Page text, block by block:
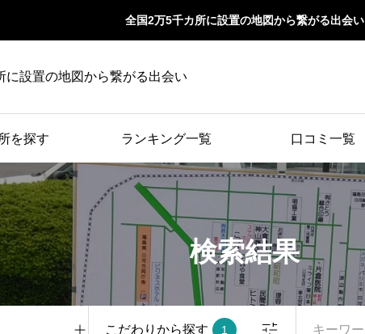
全国2万5千カ所に設置の地図から繋がる出会い
に設置の地図から繋がる出会い
を探す ランキング一覧 口コミ一覧
検索結果
こだわりから探す 1